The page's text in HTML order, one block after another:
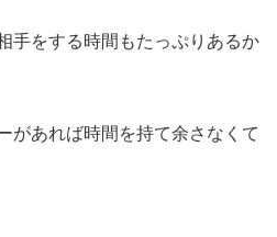
手をする時間もたっぷりあるか
があれば時間を持て余さなくて